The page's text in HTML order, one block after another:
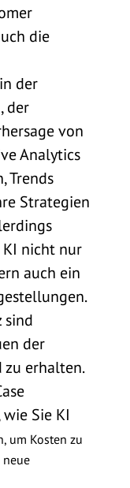
die
der
der
von
Analytics
Trends
Strategien
nicht nur
auch ein
sind
der
zu erhalten.
Sie KI
um Kosten zu
neue